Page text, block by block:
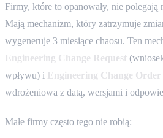
Firmy, które to opanowały, nie polegają
Mają mechanizm, który zatrzymuje
wygeneruje 3 miesiące chaosu. Ten
Engineering Change Request
wpływu) i Engineering Change Order
wdrożeniowa z datą, wersjami i
Małe firmy często tego nie robią: